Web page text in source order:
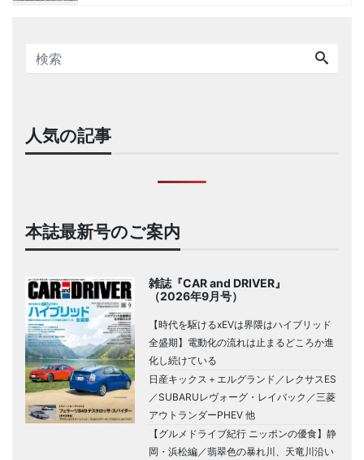
人気の記事
本誌最新号のご案内
雑誌『CAR and DRIVER』
（2026年9月号）
【時代を駆けるxEVは界隈はハイブリッド
全盛期】電動化の流れは止まるどころか進
化し続けている
日産キックス＋エルグランド／レクサスES
／SUBARUレヴォーグ・レイバック／三菱
アウトランダーPHEV 他
【グルメドライブ紀行 ニッポンの優食】静
岡・浜松編／翡翠色の暴れ川、天竜川沿い